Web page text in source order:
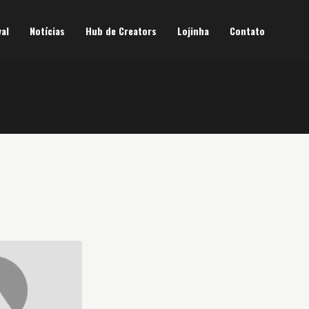
Notícias Hub de Creators Lojinha Contato